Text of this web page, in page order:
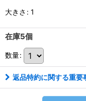
大きさ : 1
在庫5個
数量:
返品特約に関する重要